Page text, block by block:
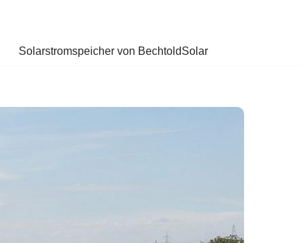
Solarstromspeicher von BechtoldSolar